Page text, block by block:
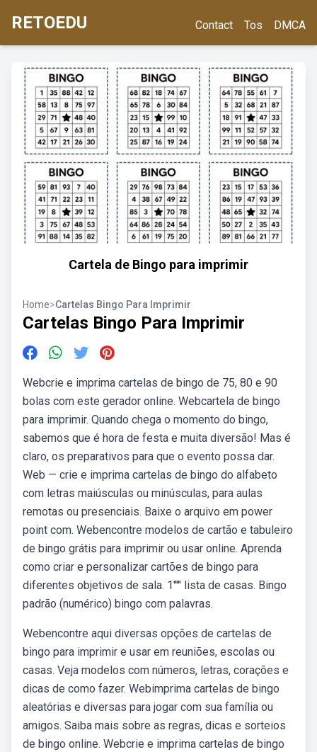
RETOEDU Contact Tos DMCA
Cartela de Bingo para imprimir
Home>Cartelas Bingo Para Imprimir
Cartelas Bingo Para Imprimir
Webcrie e imprima cartelas de bingo de 75, 80 e 90
bolas com este gerador online. Webcartela de bingo
para imprimir. Quando chega o momento do bingo,
sabemos que é hora de festa e muita diversão! Mas é
claro, os preparativos para que o evento possa dar.
Web — crie e imprima cartelas de bingo do alfabeto
com letras maiúsculas ou minúsculas, para aulas
remotas ou presenciais. Baixe o arquivo em power
point com. Webencontre modelos de cartão e tabuleiro
de bingo grátis para imprimir ou usar online. Aprenda
como criar e personalizar cartões de bingo para
diferentes objetivos de sala. 1''''' lista de casas. Bingo
padrão (numérico) bingo com palavras.
Webencontre aqui diversas opções de cartelas de
bingo para imprimir e usar em reuniões, escolas ou
casas. Veja modelos com números, letras, corações e
dicas de como fazer. Webimprima cartelas de bingo
aleatórias e diversas para jogar com sua família ou
amigos. Saiba mais sobre as regras, dicas e sorteios
de bingo online. Webcrie e imprima cartelas de bingo